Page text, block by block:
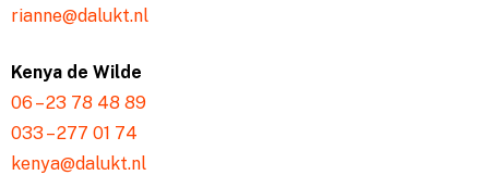
rianne@dalukt.nl
Kenya de Wilde
06 – 23 78 48 89
033 – 277 01 74
kenya@dalukt.nl